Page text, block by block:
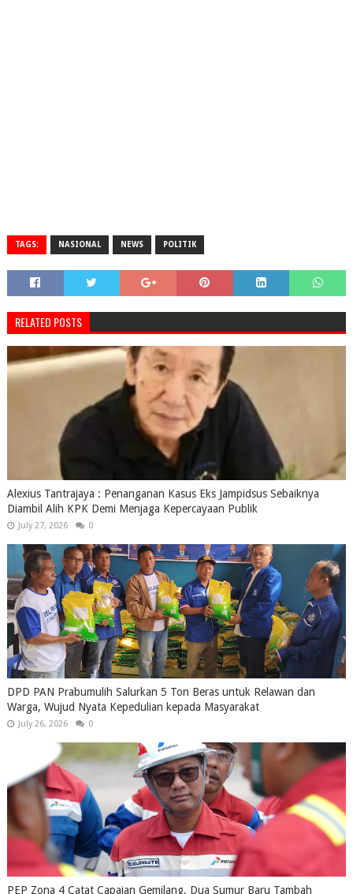
TAGS: NASIONAL NEWS POLITIK
RELATED POSTS
Alexius Tantrajaya : Penanganan Kasus Eks Jampidsus Sebaiknya
Diambil Alih KPK Demi Menjaga Kepercayaan Publik
July 27, 2026 0
DPD PAN Prabumulih Salurkan 5 Ton Beras untuk Relawan dan
Warga, Wujud Nyata Kepedulian kepada Masyarakat
July 26, 2026 0
PEP Zona 4 Catat Capaian Gemilang, Dua Sumur Baru Tambah